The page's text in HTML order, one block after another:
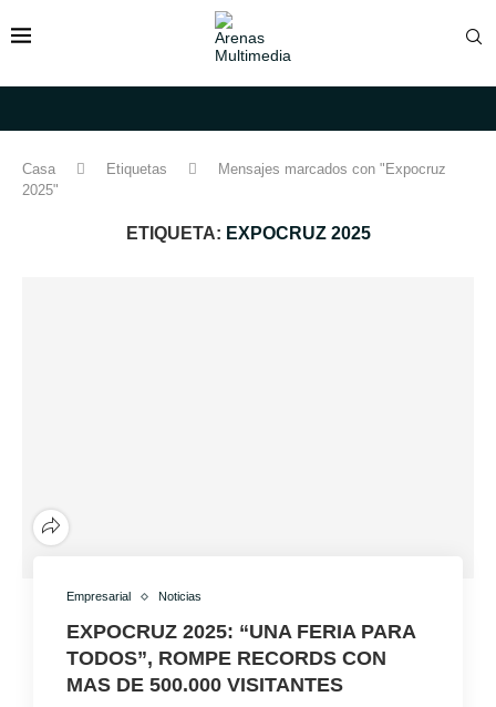
Casa Etiquetas
Mensajes marcados con "Expocruz
2025"
ETIQUETA: EXPOCRUZ 2025
Empresarial Noticias
EXPOCRUZ 2025: “UNA FERIA PARA
TODOS”, ROMPE RECORDS CON
MAS DE 500.000 VISITANTES